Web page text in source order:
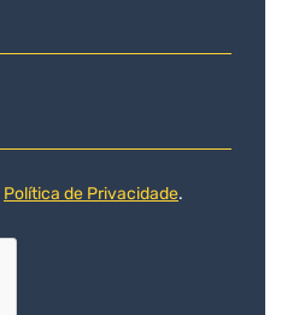
Política de Privacidade.